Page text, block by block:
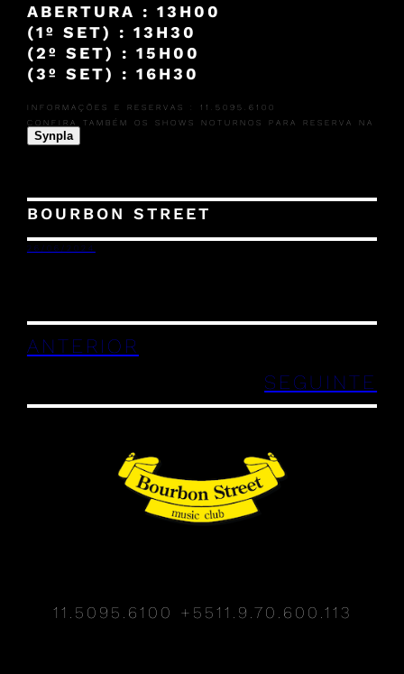
ABERTURA : 13H00
(1º SET) : 13H30
(2º SET) : 15H00
(3º SET) : 16H30
INFORMAÇÕES E RESERVAS : 11.5095.6100
CONFIRA TAMBÉM OS SHOWS NOTURNOS PARA RESERVA NA
Synpla
BOURBON STREET
26/06/2024
ANTERIOR
SEGUINTE
11.5095.6100 +5511.9.70.600.113